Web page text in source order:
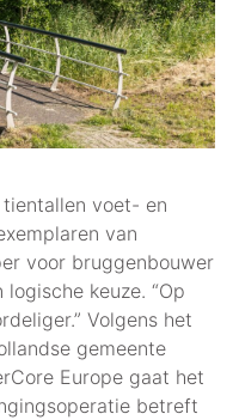
voet- en
van
voor bruggenbouwer
keuze. “Op
Volgens het
gemeente
Europe gaat het
betreft